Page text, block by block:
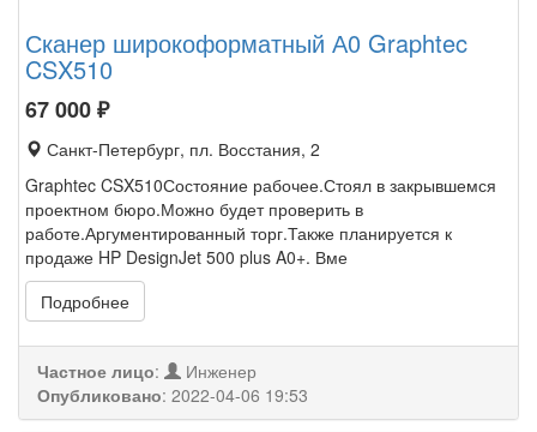
Сканер широкоформатный А0 Graphtec
CSX510
67 000₽
Санкт-Петербург, пл. Восстания, 2
Graphtec CSX510Состояние рабочее.Стоял в закрывшемся
проектном бюро.Можно будет проверить в
работе.Аргументированный торг.Также планируется к
продаже HP DesignJet 500 plus A0+. Вме
Подробнее
Частное лицо:
Инженер
Опубликовано: 2022-04-06 19:53